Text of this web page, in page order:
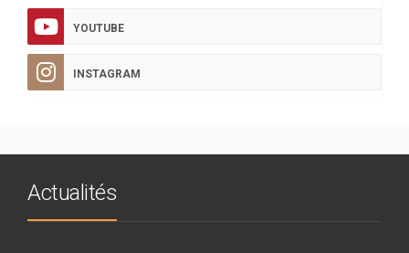
YOUTUBE
INSTAGRAM
Actualités